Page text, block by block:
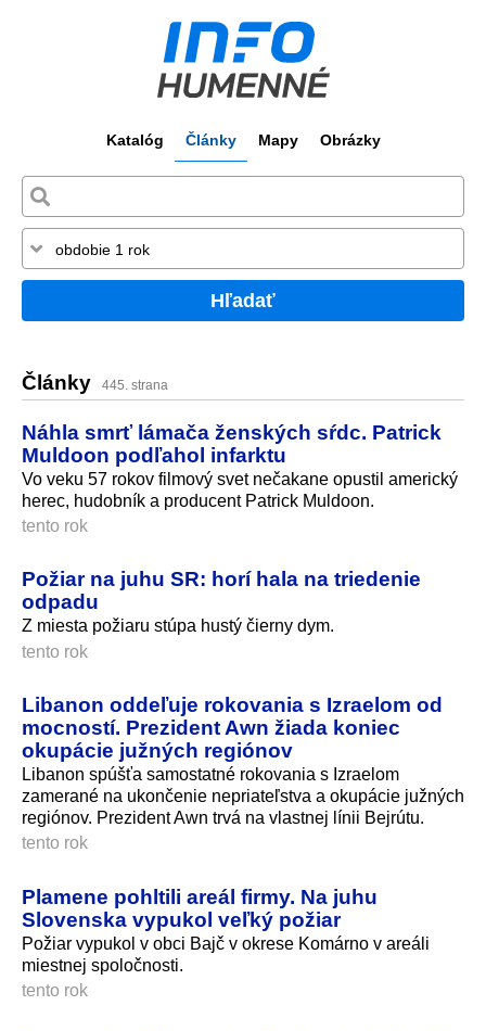
Katalóg Články Mapy Obrázky
Hľadať
Články 445. strana
Náhla smrť lámača ženských sŕdc. Patrick
Muldoon podľahol infarktu
Vo veku 57 rokov filmový svet nečakane opustil americký
herec, hudobník a producent Patrick Muldoon.
tento rok
Požiar na juhu SR: horí hala na triedenie
odpadu
Z miesta požiaru stúpa hustý čierny dym.
tento rok
Libanon oddeľuje rokovania s Izraelom od
mocností. Prezident Awn žiada koniec
okupácie južných regiónov
Libanon spúšťa samostatné rokovania s Izraelom
zamerané na ukončenie nepriateľstva a okupácie južných
regiónov. Prezident Awn trvá na vlastnej línii Bejrútu.
tento rok
Plamene pohltili areál firmy. Na juhu
Slovenska vypukol veľký požiar
Požiar vypukol v obci Bajč v okrese Komárno v areáli
miestnej spoločnosti.
tento rok